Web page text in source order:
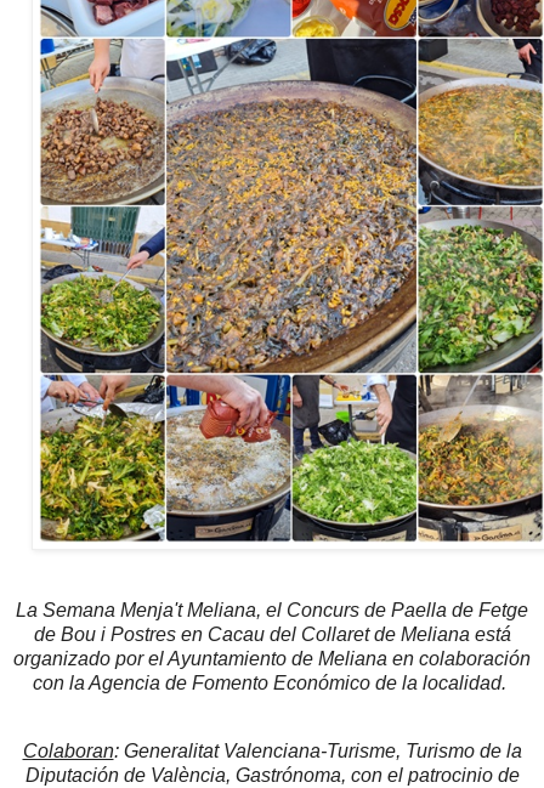
La Semana Menja't Meliana, el Concurs de Paella de Fetge
de Bou i Postres en Cacau del Collaret de Meliana está
organizado por el Ayuntamiento de Meliana en colaboración
con la Agencia de Fomento Económico de la localidad.
Colaboran: Generalitat Valenciana-Turisme, Turismo de la
Diputación de València, Gastrónoma, con el patrocinio de